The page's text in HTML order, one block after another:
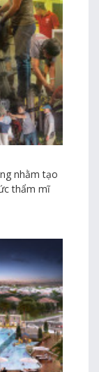
nhằm tạo
thẩm mĩ